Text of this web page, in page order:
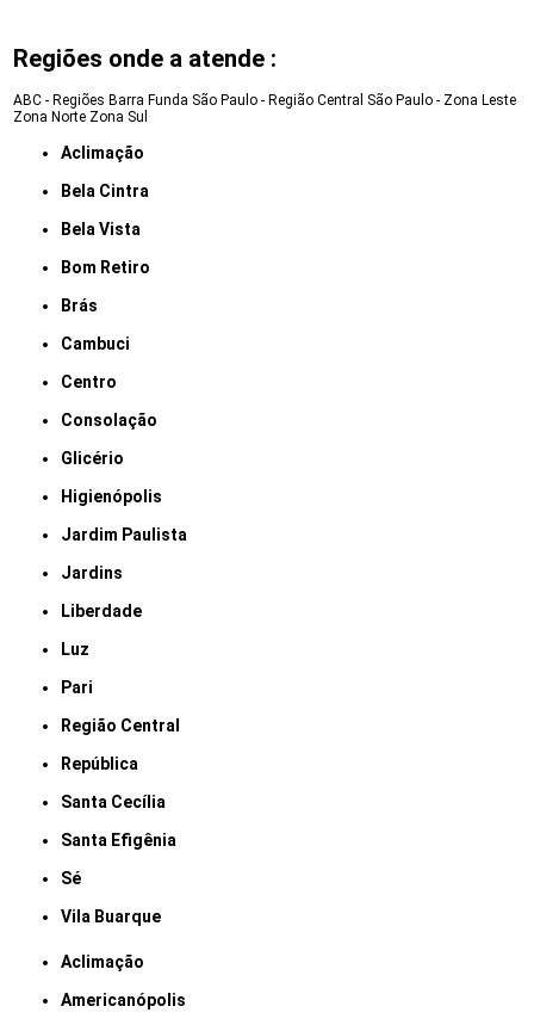
Regiões onde a atende :
ABC - Regiões Barra Funda São Paulo - Região Central São Paulo - Zona Leste
Zona Norte Zona Sul
Aclimação
Bela Cintra
Bela Vista
Bom Retiro
Brás
Cambuci
Centro
Consolação
Glicério
Higienópolis
Jardim Paulista
Jardins
Liberdade
Luz
Pari
Região Central
República
Santa Cecília
Santa Efigênia
Sé
Vila Buarque
Aclimação
Americanópolis